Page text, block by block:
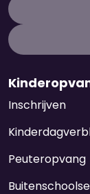
Inschrijven
Peuteropvang